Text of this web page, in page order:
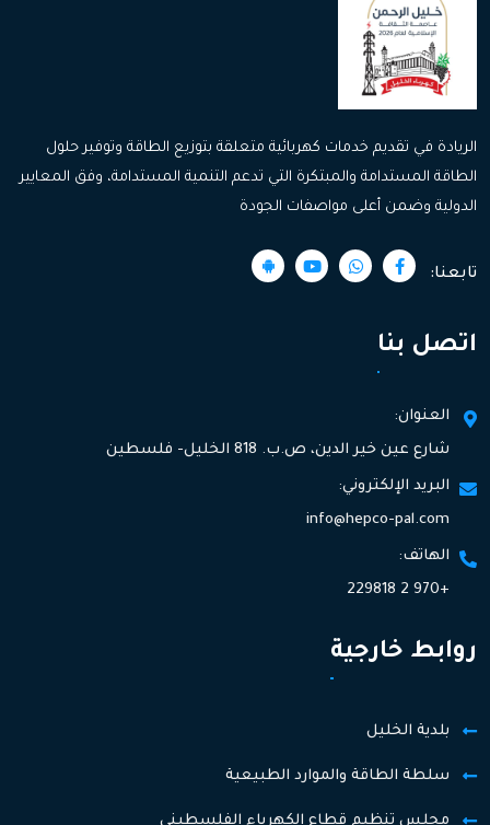
الريادة في تقديم خدمات كهربائية متعلقة بتوزيع الطاقة وتوفير حلول
الطاقة المستدامة والمبتكرة التي تدعم التنمية المستدامة، وفق المعايير
الدولية وضمن أعلى مواصفات الجودة
تابعنا:
اتصل بنا
العنوان:
شارع عين خير الدين، ص.ب. 818 الخليل- فلسطين
البريد الإلكتروني:
info@hepco-pal.com
الهاتف:
+970 2 229818
روابط خارجية
بلدية الخليل
سلطة الطاقة والموارد الطبيعية
مجلس تنظيم قطاع الكهرباء الفلسطيني